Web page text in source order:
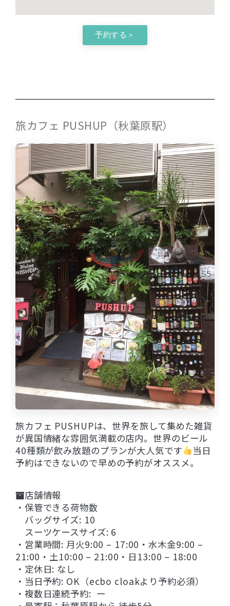
予約する＞
旅カフェ PUSHUP（秋葉原駅）
旅カフェ PUSHUPは、世界を旅して集めた雑貨
が異国情緒な雰囲気満載の店内。世界のビール
40種類が飲み放題のプランが大人気です
当日
予約はできないので早めの予約がオススメ。
店舗情報
・保管できる荷物数
バッグサイズ: 10
スーツケースサイズ: 6
・営業時間: 月火9:00 – 17:00・水木金9:00 –
21:00・土10:00 – 21:00・日13:00 – 18:00
・定休日: なし
・当日予約: OK（ecbo cloakより予約必須）
・複数日連続予約: ー